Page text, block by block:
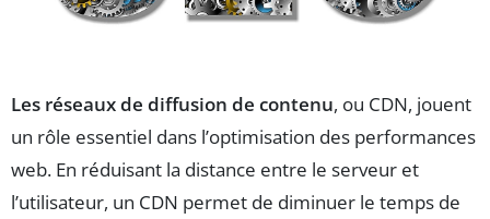
Les réseaux de diffusion de contenu, ou CDN, jouent
un rôle essentiel dans l’optimisation des performances
web. En réduisant la distance entre le serveur et
l’utilisateur, un CDN permet de diminuer le temps de